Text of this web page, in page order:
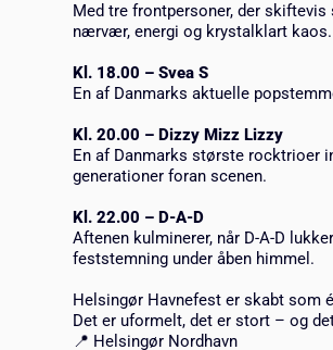
Med tre frontpersoner, der
nærvær, energi og krystalklart
Kl. 18.00 –Svea S
En af Danmarks aktuelle
Kl. 20.00 –Dizzy Mizz Lizzy
En af Danmarks største rocktrioer
generationer foran scenen.
Kl. 22.00 –D-A-D
Aftenen kulminerer, når D-A-D
feststemning under åben himmel.
Helsingør Havnefest er skabt som
Det er uformelt, det er stort – og
📍 Helsingør Nordhavn